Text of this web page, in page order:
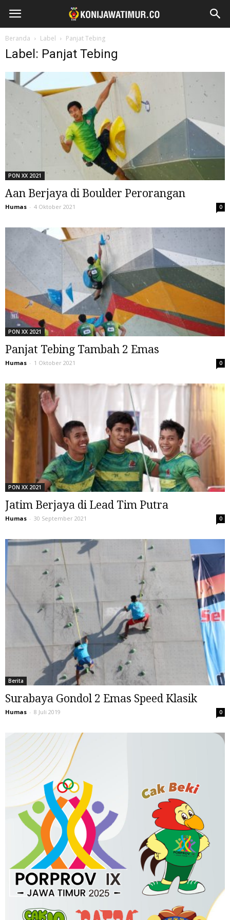
Beranda Label Panjat Tebing
Label: Panjat Tebing
PON XX 2021
Aan Berjaya di Boulder Perorangan
Humas - 4 Oktober 2021 0
PON XX 2021
Panjat Tebing Tambah 2 Emas
Humas - 1 Oktober 2021 0
PON XX 2021
Jatim Berjaya di Lead Tim Putra
Humas - 30 September 2021 0
Berita
Surabaya Gondol 2 Emas Speed Klasik
Humas - 8 Juli 2019 0